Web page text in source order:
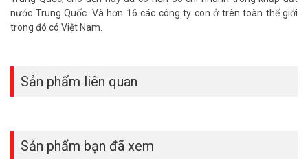
theo chuẩn Ethernet thông thường.
phù hợp bàn làm việc, giá phải chăng cho nhu cầu mạng gia đình và
văn phòng nhỏ. Liên hệ Vũ Hoàng Telecom ngay để được tư vấn và
đặt hàng nhanh hôm nay. Tham khảo thêm hình ảnh tại
nước Trung Quốc. Và hơn 16 các công ty con ở trên toàn thế giới
trong đó có Việt Nam.
Sản phẩm liên quan
Sản phẩm bạn đã xem